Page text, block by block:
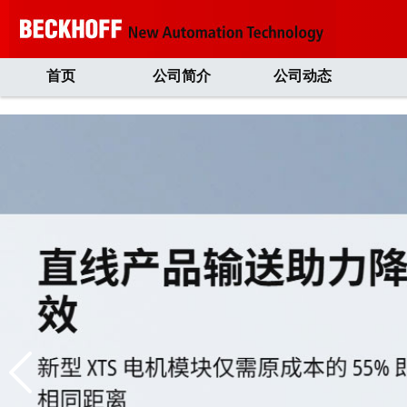
首页 公司简介 公司动态